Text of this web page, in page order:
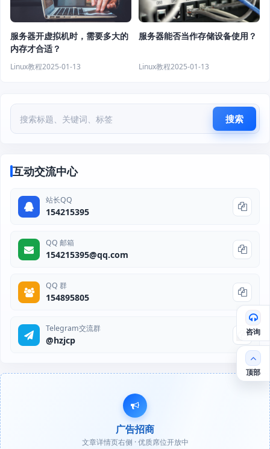
服务器开虚拟机时，需要多大的
内存才合适？
Linux教程2025-01-13
服务器能否当作存储设备使用？
Linux教程2025-01-13
搜索
互动交流中心
站长QQ
154215395
QQ 邮箱
154215395@qq.com
QQ 群
154895805
Telegram交流群
@hzjcp
广告招商
文章详情页右侧 · 优质席位开放中
咨询
顶部